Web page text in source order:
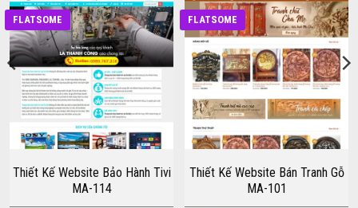
FLATSOME
Thiết Kế Website Bảo Hành Tivi
MA-114
FLATSOME
Thiết Kế Website Bán Tranh Gỗ
MA-101